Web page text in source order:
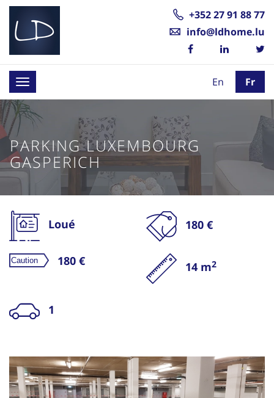
+352 27 91 88 77
info@ldhome.lu
Toggle
navigation
En Fr
PARKING LUXEMBOURG
GASPERICH
Loué 180 €
180 € 14 m2
1